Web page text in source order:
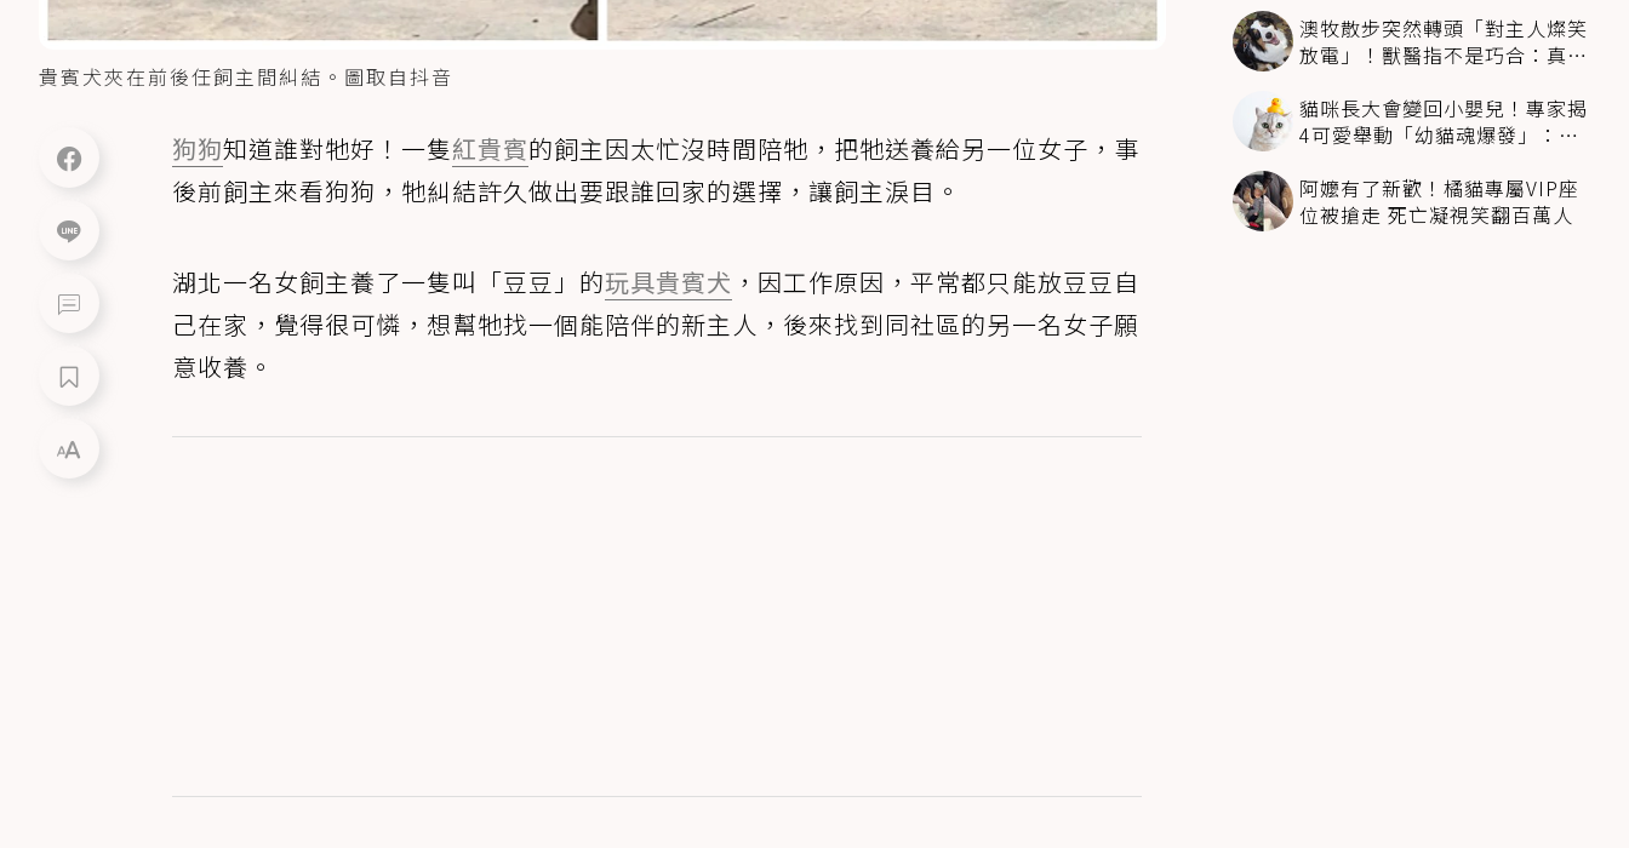
貴賓犬夾在前後任飼主間糾結。圖取自抖音
狗狗知道誰對牠好！一隻紅貴賓的飼主因太忙沒時間陪牠，把牠送養給另一位女子，事
後前飼主來看狗狗，牠糾結許久做出要跟誰回家的選擇，讓飼主淚目。
湖北一名女飼主養了一隻叫「豆豆」的玩具貴賓犬 ，因工作原因，平常都只能放豆豆自
己在家，覺得很可憐，想幫牠找一個能陪伴的新主人，後來找到同社區的另一名女子願
意收養。
澳牧散步突然轉頭「對主人燦笑
放電」！獸醫指不是巧合：真相
貓咪長大會變回小嬰兒！專家揭
4可愛舉動「幼貓魂爆發」：本
阿嬤有了新歡！橘貓專屬VIP座
位被搶走 死亡凝視笑翻百萬人